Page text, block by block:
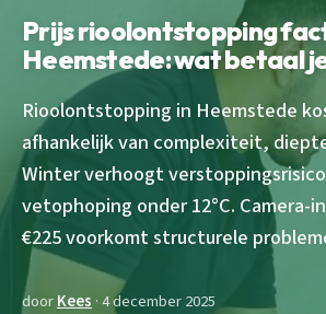
Prijs rioolontstopping
Heemstede: wat betaal
Rioolontstopping in Heemstede
afhankelijk van complexiteit,
Winter verhoogt
vetophoping onder 12°C. Camera-
€225 voorkomt structurele
doorKees · 4 december 2025